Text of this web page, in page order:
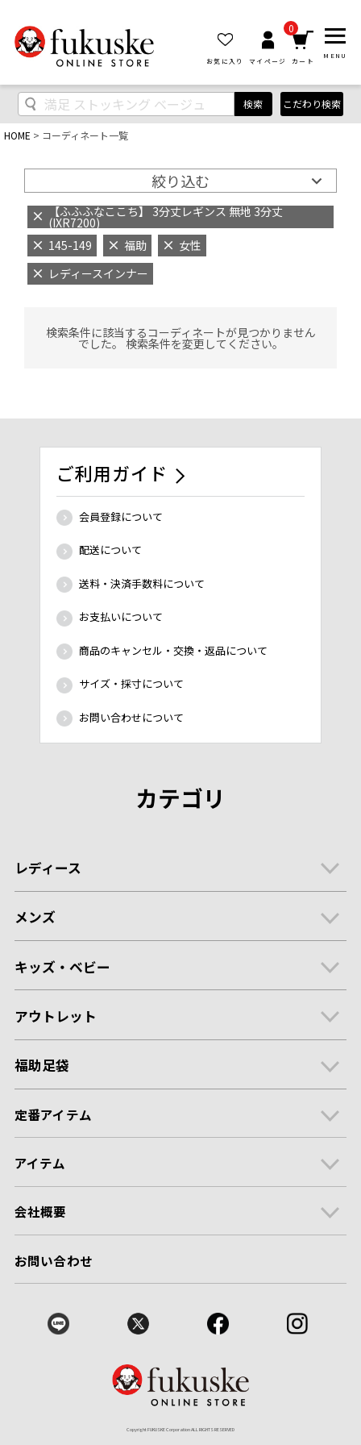
お気に入り マイページ
0
カート
MENU
検索 こだわり検索
HOME コーディネート一覧
絞り込む
【ふふふなここち】 3分丈レギンス 無地 3分丈
(IXR7200)
145-149
福助
女性
レディースインナー
検索条件に該当するコーディネートが見つかりません
でした。 検索条件を変更してください。
ご利用ガイド
会員登録について
配送について
送料・決済手数料について
お支払いについて
商品のキャンセル・交換・返品について
サイズ・採寸について
お問い合わせについて
カテゴリ
レディース
メンズ
キッズ・ベビー
アウトレット
福助足袋
定番アイテム
アイテム
会社概要
お問い合わせ
Copyright FUKUSKE Corporation ALL RIGHTS RESERVED